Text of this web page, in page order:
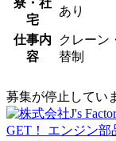
寮・社
宅
あり
仕事内
容
クレーン
替制
募集が停止してい